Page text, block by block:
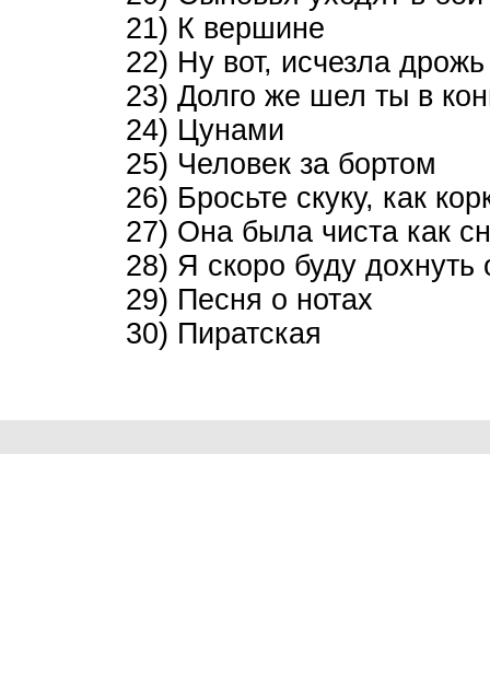
21) К вершине
22) Ну вот, исчезла
23) Долго же шел ты в
24) Цунами
25) Человек за бортом
26) Бросьте скуку, как
27) Она была чиста как
28) Я скоро буду дохнуть
29) Песня о нотах
30) Пиратская